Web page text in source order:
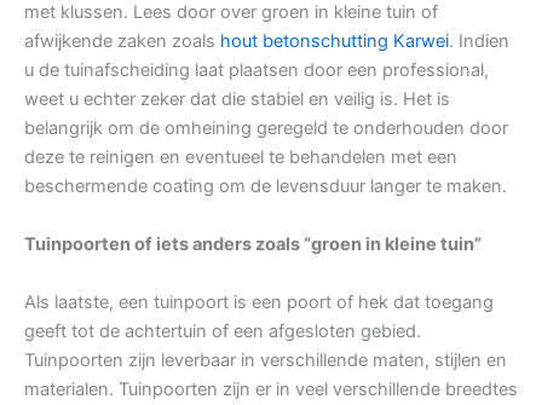
met klussen. Lees door over groen in kleine tuin of
afwijkende zaken zoals hout betonschutting Karwei. Indien
u de tuinafscheiding laat plaatsen door een professional,
weet u echter zeker dat die stabiel en veilig is. Het is
belangrijk om de omheining geregeld te onderhouden door
deze te reinigen en eventueel te behandelen met een
beschermende coating om de levensduur langer te maken.
Tuinpoorten of iets anders zoals “groen in kleine tuin”
Als laatste, een tuinpoort is een poort of hek dat toegang
geeft tot de achtertuin of een afgesloten gebied.
Tuinpoorten zijn leverbaar in verschillende maten, stijlen en
materialen. Tuinpoorten zijn er in veel verschillende breedtes